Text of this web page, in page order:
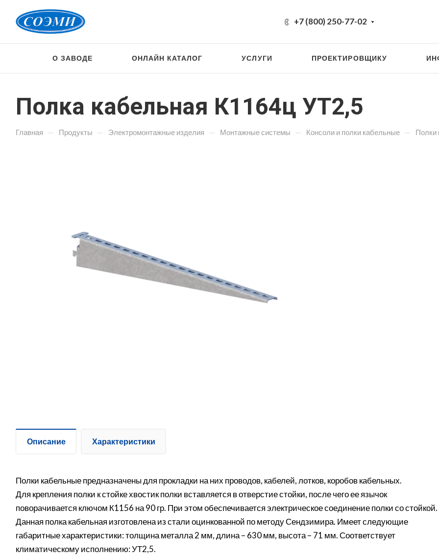
+7 (800) 250-77-02
О ЗАВОДЕ ОНЛАЙН КАТАЛОГ УСЛУГИ ПРОЕКТИРОВЩИКУ
Полка кабельная К1164ц УТ2,5
Главная — Продукты — Электромонтажные изделия — Монтажные системы — Консоли и полки кабельные —
Описание Характеристики
Полки кабельные предназначены для прокладки на них проводов, кабелей, лотков, коробов кабельных.
Для крепления полки к стойке хвостик полки вставляется в отверстие стойки, после чего ее язычок
поворачивается ключом К1156 на 90 гр. При этом обеспечивается электрическое соединение полки со стойкой.
Данная полка кабельная изготовлена из стали оцинкованной по методу Сендзимира. Имеет следующие
габаритные характеристики: толщина металла 2 мм, длина – 630 мм, высота – 71 мм. Соответствует
климатическому исполнению: УТ2,5.